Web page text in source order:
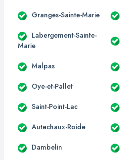
Granges-Sainte-Marie
Labergement-Sainte-
Marie
Malpas
Oye-et-Pallet
Saint-Point-Lac
Autechaux-Roide
Dambelin